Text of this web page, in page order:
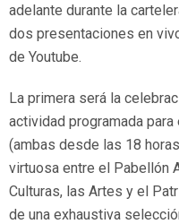
adelante durante la
dos presentaciones en
de Youtube.
La primera será la
actividad programada
(ambas desde las 18
virtuosa entre el Pabellón
Culturas, las Artes y el
de una exhaustiva